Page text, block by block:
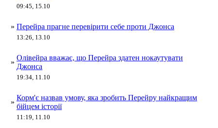
09:45, 15.10
» Перейра прагне перевірити себе проти Джонса
13:26, 13.10
»
Олівейра вважає, що Перейра здатен нокаутувати
Джонса
19:34, 11.10
»
Корм'є назвав умову, яка зробить Перейру найкращим
бійцем історії
11:19, 11.10